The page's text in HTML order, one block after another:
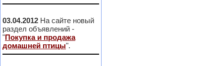
03.04.2012 На сайте новый
раздел объявлений -
"Покупка и продажа
домашней птицы".